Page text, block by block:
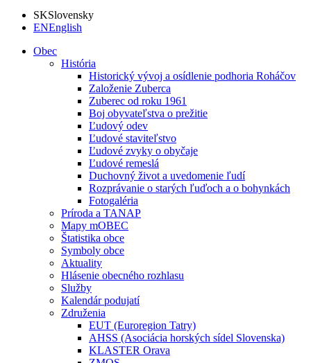
SKSlovensky
ENEnglish
Obec
História
Historický vývoj a osídlenie podhoria Roháčov
Založenie Zuberca
Zuberec od roku 1961
Boj obyvateľstva o prežitie
Ľudový odev
Ľudové staviteľstvo
Ľudové zvyky o obyčaje
Ľudové remeslá
Duchovný život a uvedomenie ľudí
Rozprávanie o starých ľuďoch a o bohynkách
Fotogaléria
Príroda a TANAP
Mapy mOBEC
Štatistika obce
Symboly obce
Aktuality
Hlásenie obecného rozhlasu
Služby
Kalendár podujatí
Združenia
EUT (Euroregion Tatry)
AHSS (Asociácia horských sídel Slovenska)
KLASTER Orava